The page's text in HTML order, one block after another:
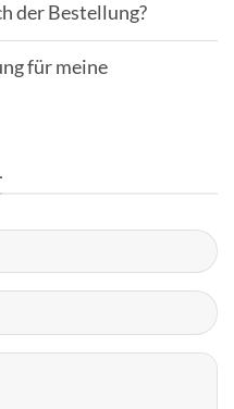
der Bestellung?
für meine